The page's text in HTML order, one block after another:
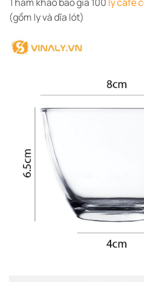
Tham khảo báo giá 100 ly cafe
(gồm ly và dĩa lót)